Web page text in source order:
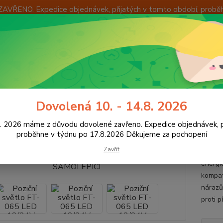
Expedice objednávek, přijatých v tomto období,
OKAMŽITÁ VÝMĚNA ZBOŽÍ
Hledat 8:00 -
LED osvětlení vozidel Obrysová světla LED Poziční světlo FT-065
světlo FT-065 LED 12/24V
LED
proti
Dovolená 10. - 14.8. 2026
2026 máme z důvodu dovolené zavřeno. Expedice
proběhne v týdnu po 17.8.2026 Děkujeme za pochopení
Zavřít